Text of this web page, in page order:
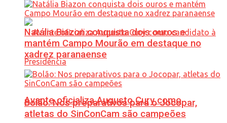
Avante oficializa Augusto Cury como
Natália Biazon conquista dois ouros e
mantém Campo Mourão em destaque no
xadrez paranaense
Bolão: Nos preparativos para o Jocopar,
atletas do SinConCam são campeões